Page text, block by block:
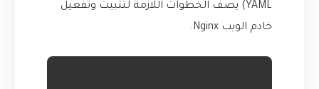
YAML) يصف الخطوات اللازمة لتثبيت وتفعيل
خادم الويب Nginx.